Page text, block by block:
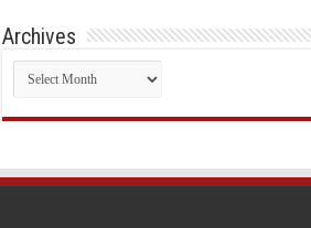
Archives
Archives